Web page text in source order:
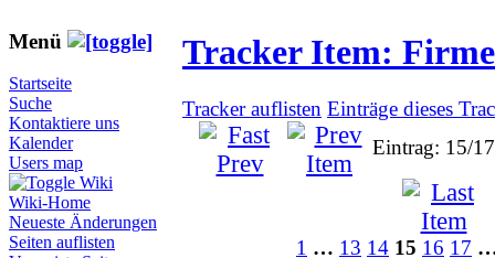
Menü
Startseite
Suche
Kontaktiere uns
Kalender
Users map
Wiki
Wiki-Home
Neueste Änderungen
Seiten auflisten
Tracker Item:
Tracker auflisten Einträge dieses
Eintrag: 15/
1 … 13 14 15 16 17